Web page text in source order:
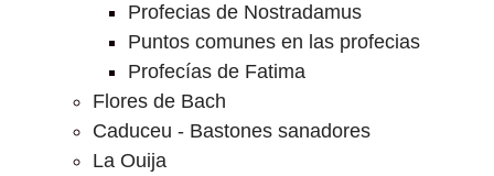
Profecias de Nostradamus
Puntos comunes en las profecias
Profecías de Fatima
Flores de Bach
Caduceu - Bastones sanadores
La Ouija